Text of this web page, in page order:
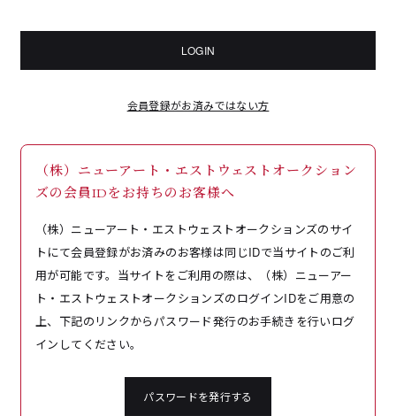
LOGIN
会員登録がお済みではない方
（株）ニューアート・エストウェストオークション
ズの会員IDをお持ちのお客様へ
（株）ニューアート・エストウェストオークションズのサイ
トにて会員登録がお済みのお客様は同じIDで当サイトのご利
用が可能です。当サイトをご利用の際は、（株）ニューアー
ト・エストウェストオークションズのログインIDをご用意の
上、下記のリンクからパスワード発行のお手続きを行いログ
インしてください。
パスワードを発行する